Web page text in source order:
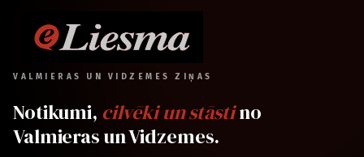
VALMIERAS UN VIDZEMES ZIŅAS
Notikumi, cilvēki un stāstino
Valmieras un Vidzemes.